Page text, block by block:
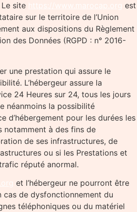
site
est
sur le territoire de l’Union
aux dispositions du Règlement
des Données (RGPD : n° 2016-
une prestation qui assure le
L’hébergeur assure la
24 Heures sur 24, tous les jours
néanmoins la possibilité
d’hébergement pour les durées les
notamment à des fins de
de ses infrastructures, de
ou si les Prestations et
réputé anormal.
et l’hébergeur ne pourront être
cas de dysfonctionnement du
téléphoniques ou du matériel